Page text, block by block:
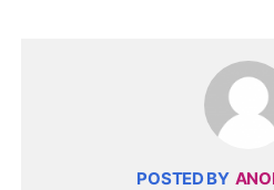
POSTED BY